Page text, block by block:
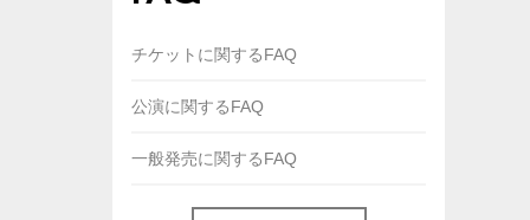
チケットに関するFAQ
公演に関するFAQ
一般発売に関するFAQ